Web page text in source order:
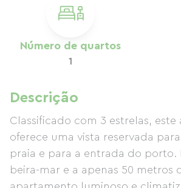
Número de quartos
1
Descrição
Classificado com 3 estrelas, este
oferece uma vista reservada
praia e para a entrada do porto.
beira-mar e a apenas 50 metros